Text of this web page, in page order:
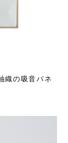
の吸音パネ